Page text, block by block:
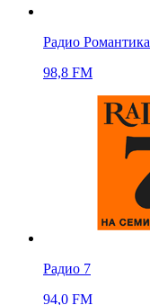
Радио Романтика
98,8 FM
Радио 7
94,0 FM